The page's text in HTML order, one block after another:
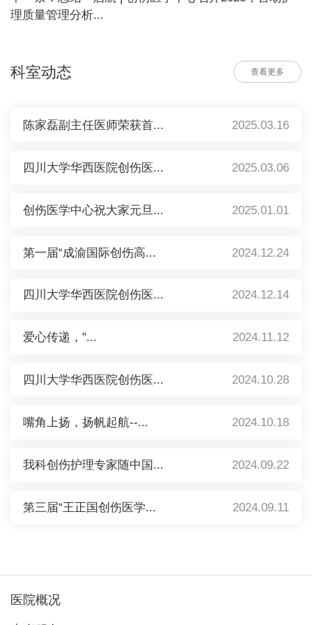
理质量管理分析...
科室动态 查看更多
陈家磊副主任医师荣获首... 2025.03.16
四川大学华西医院创伤医... 2025.03.06
创伤医学中心祝大家元旦... 2025.01.01
第一届“成渝国际创伤高... 2024.12.24
四川大学华西医院创伤医... 2024.12.14
爱心传递，"... 2024.11.12
四川大学华西医院创伤医... 2024.10.28
嘴角上扬，扬帆起航--... 2024.10.18
我科创伤护理专家随中国... 2024.09.22
第三届“王正国创伤医学... 2024.09.11
医院概况